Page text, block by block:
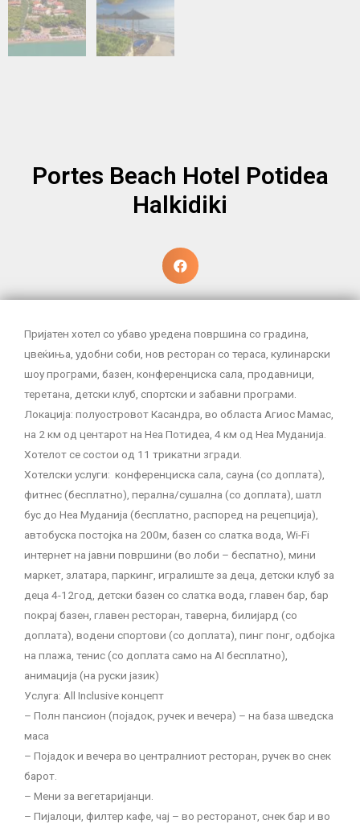
Portes Beach Hotel Potidea
Halkidiki
Пријатен хотел со убаво уредена површина со градина,
цвеќиња, удобни соби, нов ресторан со тераса, кулинарски
шоу програми, базен, конференциска сала, продавници,
теретана, детски клуб, спортски и забавни програми.
Локација: полуостровот Касандра, во областа Агиос Мамас,
на 2 км од центарот на Неа Потидеа, 4 км од Неа Муданија.
Хотелот се состои од 11 трикатни згради.
Хотелски услуги: конференциска сала, сауна (со доплата),
фитнес (бесплатно), перална/сушална (со доплата), шатл
бус до Неа Муданија (бесплатно, распоред на рецепција),
автобуска постојка на 200м, базен со слатка вода, Wi-Fi
интернет на јавни површини (во лоби – беспатно), мини
маркет, златара, паркинг, игралиште за деца, детски клуб за
деца 4-12год, детски базен со слатка вода, главен бар, бар
покрај базен, главен ресторан, таверна, билијард (со
доплата), водени спортови (со доплата), пинг понг, одбојка
на плажа, тенис (со доплата само на AI бесплатно),
анимација (на руски јазик)
Услуга: All Inclusive концепт
– Полн пансион (појадок, ручек и вечера) – на база шведска
маса
– Појадок и вечера во централниот ресторан, ручек во снек
барот.
– Мени за вегетаријанци.
– Пијалоци, филтер кафе, чај – во ресторанот, снек бар и во